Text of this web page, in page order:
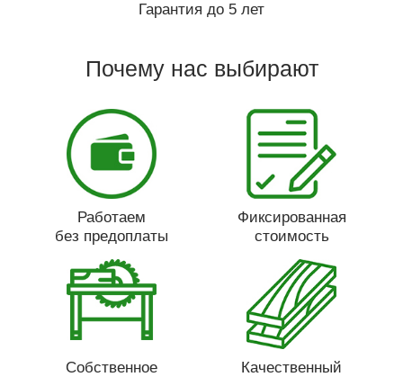
Гарантия до 5 лет
Почему нас выбирают
Работаем
без предоплаты
Фиксированная
стоимость
Собственное
Качественный